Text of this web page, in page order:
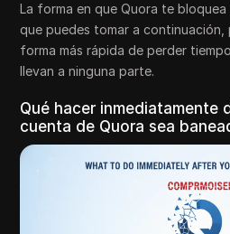
La forma en que Quora te
que puedes tomar a continuación,
forma más rápida de perder
llevan a ninguna parte.
Qué hacer inmediatamente
cuenta de Quora sea